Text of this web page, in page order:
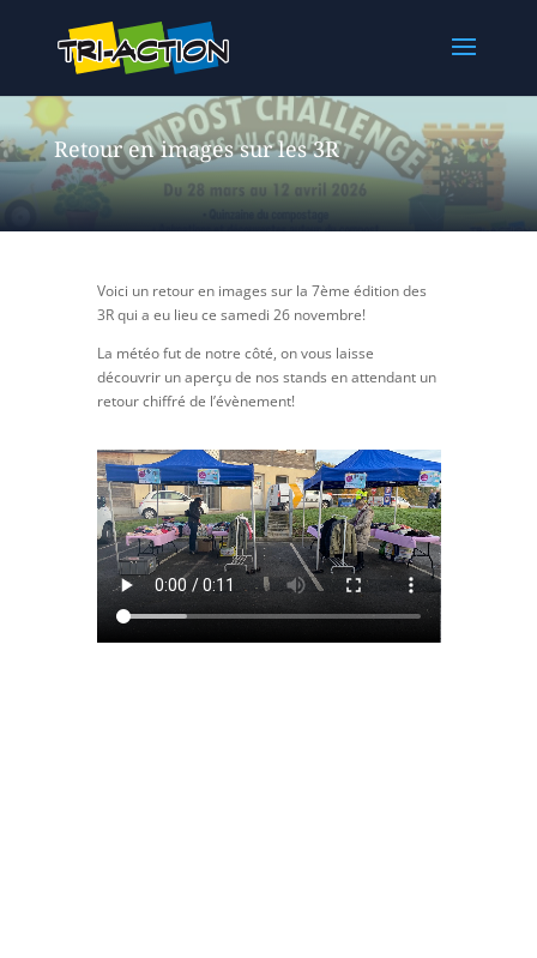
Retour en images sur les 3R
Voici un retour en images sur la 7ème édition des
3R qui a eu lieu ce samedi 26 novembre!
La météo fut de notre côté, on vous laisse
découvrir un aperçu de nos stands en attendant un
retour chiffré de l’évènement!